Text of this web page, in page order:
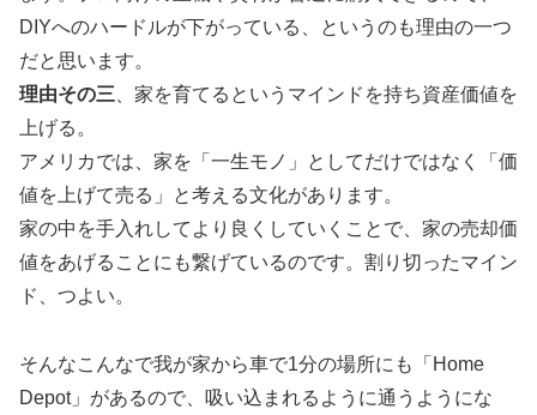
DIYへのハードルが下がっている、というのも理由の一つ
だと思います。
理由その三 、家を育てるというマインドを持ち資産価値を
上げる。
アメリカでは、家を「一生モノ」としてだけではなく「価
値を上げて売る」と考える文化があります。
家の中を手入れしてより良くしていくことで、家の売却価
値をあげることにも繋げているのです。割り切ったマイン
ド、つよい。
そんなこんなで我が家から車で1分の場所にも「Home
Depot」があるので、吸い込まれるように通うようにな